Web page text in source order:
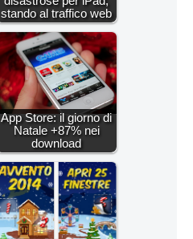
stando al traffico web
App Store: il giorno di
Natale +87% nei
download